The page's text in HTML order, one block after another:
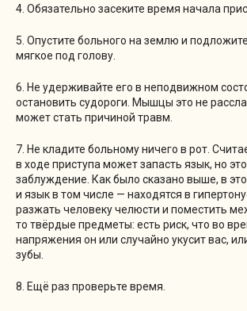
4. Обязательно засеките время начала
5. Опустите больного на землю и
мягкое под голову.
6. Не удерживайте его в неподвижном
остановить судороги. Мышцы это не
может стать причиной травм.
7. Не кладите больному ничего в рот.
в ходе приступа может запасть язык, но это
заблуждение. Как было сказано выше, в
и язык в том числе — находятся в
разжать человеку челюсти и поместить
то твёрдые предметы: есть риск, что во
напряжения он или случайно укусит вас,
зубы.
8. Ещё раз проверьте время.